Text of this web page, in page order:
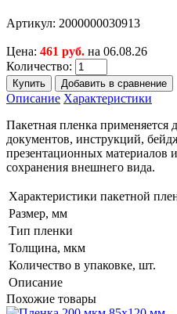
Артикул: 2000000030913
Цена: 461 руб. на 06.08.26
Количество:
Описание Характеристики
Пакетная пленка применяется
документов, инструкций,
презентационных материалов
сохранения внешнего вида.
Характеристики пакетной
Размер, мм
Тип пленки
Толщина, мкм
Количество в упаковке, шт.
Описание
Похожие товары